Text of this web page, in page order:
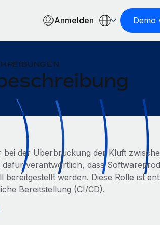
Anmelden Demo
bei der Überbrückung der Kluft
verantwortlich, dass
werden. Diese Rolle ist
Bereitstellung (CI/CD).